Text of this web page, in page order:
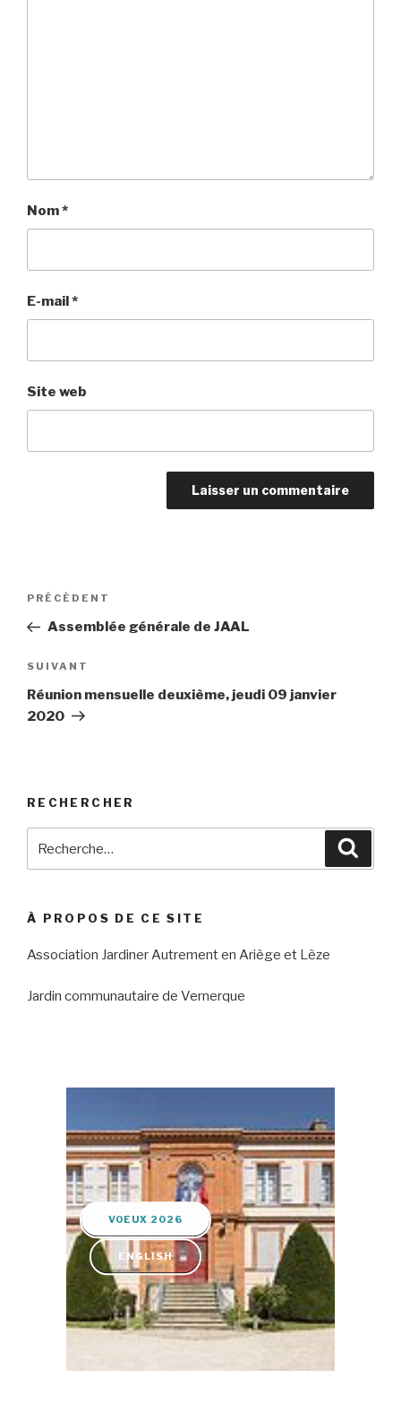
Nom*
E-mail*
Site web
Navigation
l’article
Article
précédent
PRÉCÉDENT
Assemblée générale de JAAL
Article
suivant
SUIVANT
Réunion mensuelle deuxième, jeudi 09 janvier
2020
RECHERCHER
pour
À PROPOS DE CE SITE
Association Jardiner Autrement en Ariège et Lèze
Jardin communautaire de Vernerque
VOEUX 2026
ENGLISH